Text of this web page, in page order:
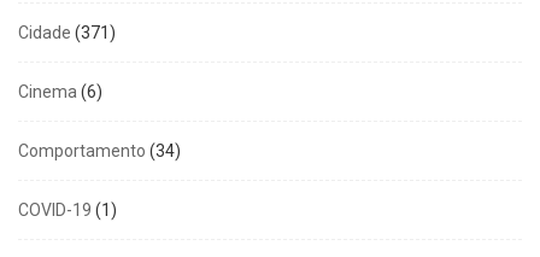
Cidade (371)
Cinema (6)
Comportamento (34)
COVID-19 (1)